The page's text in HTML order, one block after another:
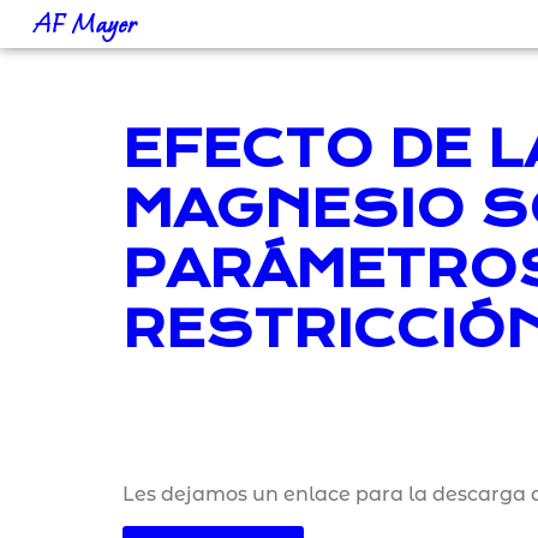
AF Mayer
EFECTO DE
MAGNESIO
Les dejamos un enlace para la descarga